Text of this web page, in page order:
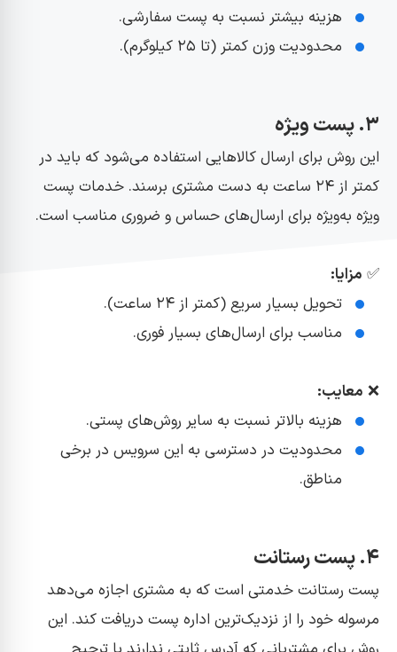
هزینه بیشتر نسبت به پست سفارشی.
محدودیت وزن کمتر (تا ۲۵ کیلوگرم).
۳. پست ویژه
این روش برای ارسال کالاهایی استفاده می‌شود که باید در
کمتر از ۲۴ ساعت به دست مشتری برسند. خدمات پست
ویژه به‌ویژه برای ارسال‌های حساس و ضروری مناسب است.
✅ مزایا:
تحویل بسیار سریع (کمتر از ۲۴ ساعت).
مناسب برای ارسال‌های بسیار فوری.
❌ معایب:
هزینه بالاتر نسبت به سایر روش‌های پستی.
محدودیت در دسترسی به این سرویس در برخی
مناطق.
۴. پست رستانت
پست رستانت خدمتی است که به مشتری اجازه می‌دهد
مرسوله خود را از نزدیک‌ترین اداره پست دریافت کند. این